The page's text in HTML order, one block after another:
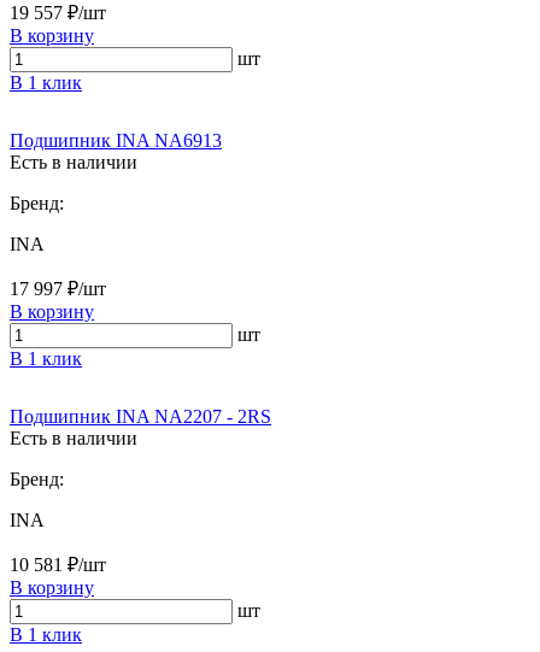
19 557 ₽/шт
В корзину
шт
В 1 клик
Подшипник INA NA6913
Есть в наличии
Бренд:
INA
17 997 ₽/шт
В корзину
шт
В 1 клик
Подшипник INA NA2207 - 2RS
Есть в наличии
Бренд:
INA
10 581 ₽/шт
В корзину
шт
В 1 клик